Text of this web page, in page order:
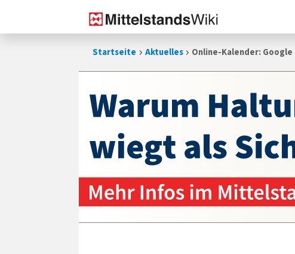
Startseite Aktuelles Online-Kalender: